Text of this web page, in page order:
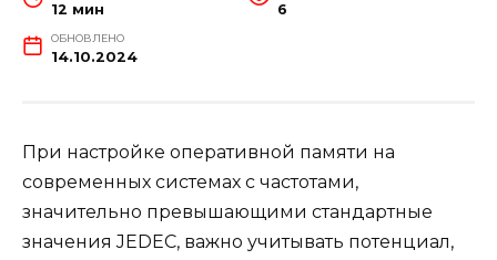
12 мин 6
ОБНОВЛЕНО
14.10.2024
При настройке оперативной памяти на
современных системах с частотами,
значительно превышающими стандартные
значения JEDEC, важно учитывать потенциал,